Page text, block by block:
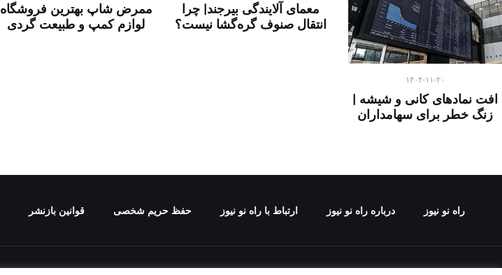
۱۴۰۴-۱۱-۲۰
افت نمادهای کانی و شیشه |
زنگ خطر برای سهامداران
معمای آلایندگی بیرجند| چرا
انتقال صنوف گره‌گشا نیست؟
ممرض شاپ بهترین فروشگاه
لوازم کمپ و طبیعت گردی
راه نو نیوز درباره راه‌ نو نیوز ارتباط با راه‌ نو نیوز حفظ حریم شخصی قوانین بازنشر